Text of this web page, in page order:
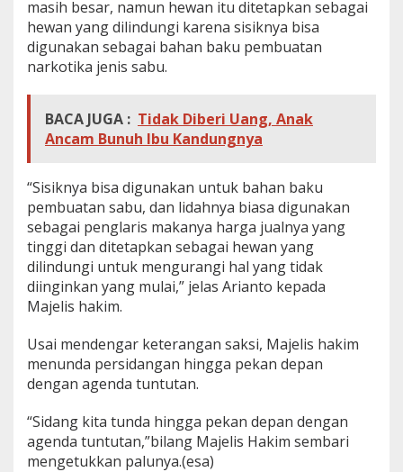
masih besar, namun hewan itu ditetapkan sebagai
hewan yang dilindungi karena sisiknya bisa
digunakan sebagai bahan baku pembuatan
narkotika jenis sabu.
BACA JUGA : Tidak Diberi Uang, Anak
Ancam Bunuh Ibu Kandungnya
“Sisiknya bisa digunakan untuk bahan baku
pembuatan sabu, dan lidahnya biasa digunakan
sebagai penglaris makanya harga jualnya yang
tinggi dan ditetapkan sebagai hewan yang
dilindungi untuk mengurangi hal yang tidak
diinginkan yang mulai,” jelas Arianto kepada
Majelis hakim.
Usai mendengar keterangan saksi, Majelis hakim
menunda persidangan hingga pekan depan
dengan agenda tuntutan.
“Sidang kita tunda hingga pekan depan dengan
agenda tuntutan,”bilang Majelis Hakim sembari
mengetukkan palunya.(esa)